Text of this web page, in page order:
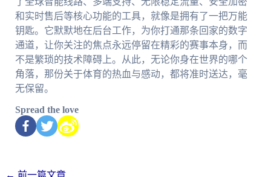
和实时售后等核心功能的工具，就像是拥有了一把万能
钥匙。它默默地在后台工作，为你打通那条回家的数字
通道，让你关注的焦点永远停留在精彩的赛事本身，而
不是繁琐的技术障碍上。从此，无论你身在世界的哪个
角落，那份关于体育的热血与感动，都将准时送达，毫
无保留。
Spread the love
← 前一篇文章